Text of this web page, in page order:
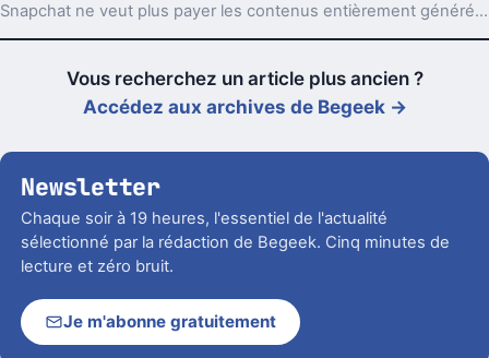
Snapchat ne veut plus payer les contenus entièrement générés par IA sur Spotlight. Le virage vise à remettre les créateurs humains au centre.
Vous recherchez un article plus ancien ?
Accédez aux archives de Begeek →
Newsletter
Chaque soir à 19 heures, l'essentiel de l'actualité
sélectionné par la rédaction de Begeek. Cinq minutes de
lecture et zéro bruit.
Je m'abonne gratuitement